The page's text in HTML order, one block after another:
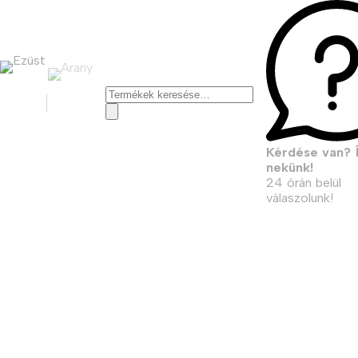
Keresés
a
következőre:
Kérdése van?
nekünk!
24 órán belül
válaszolunk!